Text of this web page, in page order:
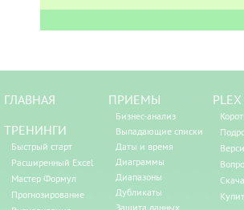
ГЛАВНАЯ
ТРЕНИНГИ
Быстрый старт
Расширенный Excel
Мастер Формул
Прогнозирование
ПРИЕМЫ
Бизнес-анализ
Выпадающие списки
Даты и время
Диаграммы
Диапазоны
Дубликаты
Защита данных
PLEX